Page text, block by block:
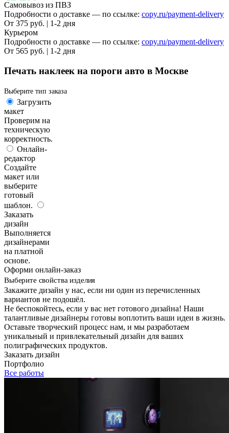
Самовывоз из ПВЗ
Подробности о доставке — по ссылке: copy.ru/payment-delivery
От 375 руб. | 1-2 дня
Курьером
Подробности о доставке — по ссылке: copy.ru/payment-delivery
От 565 руб. | 1-2 дня
Печать наклеек на пороги авто в Москве
Выберите тип заказа
Загрузить
макет
Проверим на
техническую
корректность.
Онлайн-
редактор
Создайте
макет или
выберите
готовый
шаблон.
Заказать
дизайн
Выполняется
дизайнерами
на платной
основе.
Оформи онлайн-заказ
Выберите свойства изделия
Закажите дизайн у нас, если ни один из перечисленных
вариантов не подошёл.
Не беспокойтесь, если у вас нет готового дизайна! Наши
талантливые дизайнеры готовы воплотить ваши идеи в жизнь.
Оставьте творческий процесс нам, и мы разработаем
уникальный и привлекательный дизайн для ваших
полиграфических продуктов.
Заказать дизайн
Портфолио
Все работы